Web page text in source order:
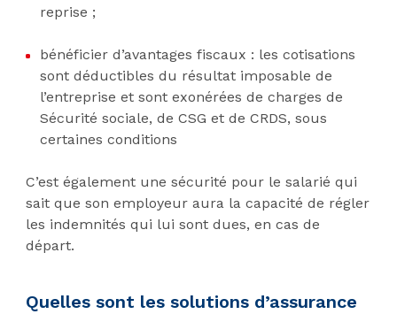
reprise ;
bénéficier d’avantages fiscaux : les cotisations
sont déductibles du résultat imposable de
l’entreprise et sont exonérées de charges de
Sécurité sociale, de CSG et de CRDS, sous
certaines conditions
C’est également une sécurité pour le salarié qui
sait que son employeur aura la capacité de régler
les indemnités qui lui sont dues, en cas de
départ.
Quelles sont les solutions d’assurance